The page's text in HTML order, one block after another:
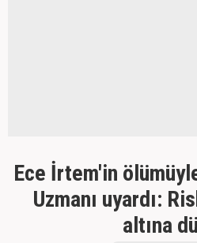
Ece İrtem'in
Uzmanı uyardı:
altına